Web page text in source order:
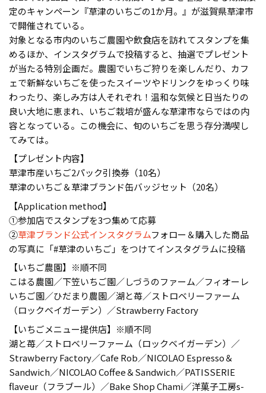
定のキャンペーン『草津のいちごの1か月。』が滋賀県草津市
で開催されている。
対象となる市内のいちご農園や飲食店を訪れてスタンプを集
めるほか、インスタグラムで投稿すると、抽選でプレゼント
が当たる特別企画だ。農園でいちご狩りを楽しんだり、カフ
ェで新鮮ないちごを使ったスイーツやドリンクをゆっくり味
わったり、楽しみ方は人それぞれ！温和な気候と日当たりの
良い大地に恵まれ、いちご栽培が盛んな草津市ならではの内
容となっている。この機会に、旬のいちごを思う存分満喫し
てみては。
【プレゼント内容】
草津市産いちご2パック引換券（10名）
草津のいちご＆草津ブランド缶バッジセット（20名）
【Application method】
①参加店でスタンプを3つ集めて応募
②草津ブランド公式インスタグラムフォロー＆購入した商品
の写真に「#草津のいちご」をつけてインスタグラムに投稿
【いちご農園】※順不同
こはる農園／下笠いちご園／しづうのファーム／フィオーレ
いちご園／ひだまり農園／湖と苺／ストロベリーファーム
（ロックベイガーデン）／Strawberry Factory
【いちごメニュー提供店】※順不同
湖と苺／ストロベリーファーム（ロックベイガーデン）／
Strawberry Factory／Cafe Rob／NICOLAO Espresso＆
Sandwich／NICOLAO Coffee＆Sandwich／PATISSERIE
flaveur（フラブール）／Bake Shop Chami／洋菓子工房s-